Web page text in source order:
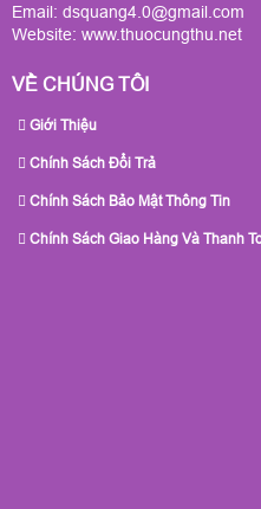
Email: dsquang4.0@gmail.com
Website: www.thuocungthu.net
VỀ CHÚNG TÔI
Giới Thiệu
Chính Sách Đổi Trả
Chính Sách Bảo Mật Thông Tin
Chính Sách Giao Hàng Và Thanh